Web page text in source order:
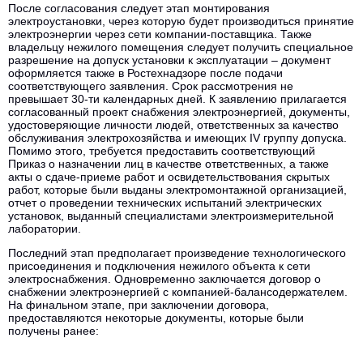
После согласования следует этап монтирования
электроустановки, через которую будет производиться принятие
электроэнергии через сети компании-поставщика. Также
владельцу нежилого помещения следует получить специальное
разрешение на допуск установки к эксплуатации – документ
оформляется также в Ростехнадзоре после подачи
соответствующего заявления. Срок рассмотрения не
превышает 30-ти календарных дней. К заявлению прилагается
согласованный проект снабжения электроэнергией, документы,
удостоверяющие личности людей, ответственных за качество
обслуживания электрохозяйства и имеющих IV группу допуска.
Помимо этого, требуется предоставить соответствующий
Приказ о назначении лиц в качестве ответственных, а также
акты о сдаче-приеме работ и освидетельствования скрытых
работ, которые были выданы электромонтажной организацией,
отчет о проведении технических испытаний электрических
установок, выданный специалистами электроизмерительной
лаборатории.
Последний этап предполагает произведение технологического
присоединения и подключения нежилого объекта к сети
электроснабжения. Одновременно заключается договор о
снабжении электроэнергией с компанией-балансодержателем.
На финальном этапе, при заключении договора,
предоставляются некоторые документы, которые были
получены ранее: